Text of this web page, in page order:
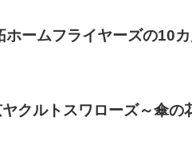
ホームフライヤーズの10カ
クルトスワローズ～傘の